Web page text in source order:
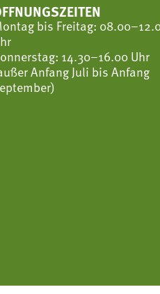
bis Freitag:
14.30–16.00 Uhr
Anfang Juli bis Anfang